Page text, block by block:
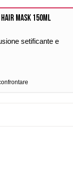
Mask 150ml
setificante e